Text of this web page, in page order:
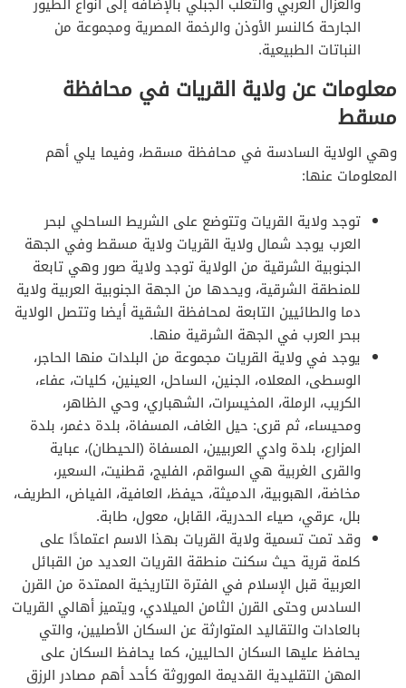
الجارحة كالنسر الأوذن والرخمة المصرية ومجموعة من
النباتات الطبيعية.
معلومات عن ولاية القريات في محافظة
مسقط
وهي الولاية السادسة في محافظة مسقط، وفيما يلي أهم
المعلومات عنها:
توجد ولاية القريات وتتوضع على الشريط الساحلي لبحر
العرب يوجد شمال ولاية القريات ولاية مسقط وفي الجهة
الجنوبية الشرقية من الولاية توجد ولاية صور وهي تابعة
للمنطقة الشرقية، ويحدها من الجهة الجنوبية العربية ولاية
دما والطائيين التابعة لمحافظة الشقية أيضا وتتصل الولاية
ببحر العرب في الجهة الشرقية منها.
يوجد في ولاية القريات مجموعة من البلدات منها الحاجر،
الوسطى، المعلاه، الجنين، الساحل، العينين، كليات، عفاء،
الكريب، الرملة، المخيسرات، الشهباري، وحي الظاهر،
ومحيساء، ثم قرى: حيل الغاف، المسفاة، بلدة دغمر، بلدة
المزارع، بلدة وادي العربيين، المسفاة (الحيطان)، عباية
والقرى الغربية هي السواقم، الفليج، قطنيت، السعير،
مخاضة، الهبوبية، الدميثة، حيفظ، العافية، الفياض، الطريف،
بلل، عرقي، صياء الحدرية، القابل، معول، طابة.
وقد تمت تسمية ولاية القريات بهذا الاسم اعتمادًا على
كلمة قرية حيث سكنت منطقة القريات العديد من القبائل
العربية قبل الإسلام في الفترة التاريخية الممتدة من القرن
السادس وحتى القرن الثامن الميلادي، ويتميز أهالي القريات
بالعادات والتقاليد المتوارثة عن السكان الأصليين، والتي
يحافظ عليها السكان الحاليين، كما يحافظ السكان على
المهن التقليدية القديمة الموروثة كأحد أهم مصادر الرزق